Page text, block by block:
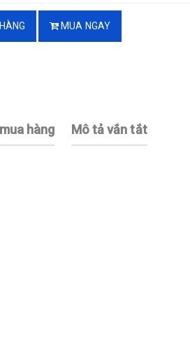
MUA NGAY
hàng Mô tả vắn tắt